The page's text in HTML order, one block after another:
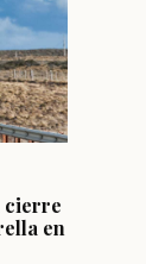
cierre
en